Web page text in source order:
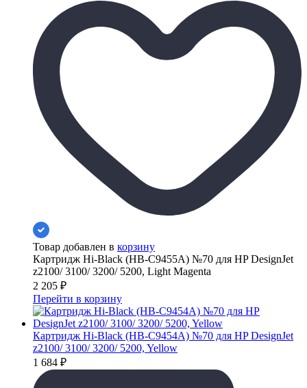
Товар добавлен в корзину
Картридж Hi-Black (HB-C9455A) №70 для HP DesignJet
z2100/ 3100/ 3200/ 5200, Light Magenta
2 205 ₽
Перейти в корзину
Картридж Hi-Black (HB-C9454A) №70 для HP DesignJet
z2100/ 3100/ 3200/ 5200, Yellow
1 684 ₽